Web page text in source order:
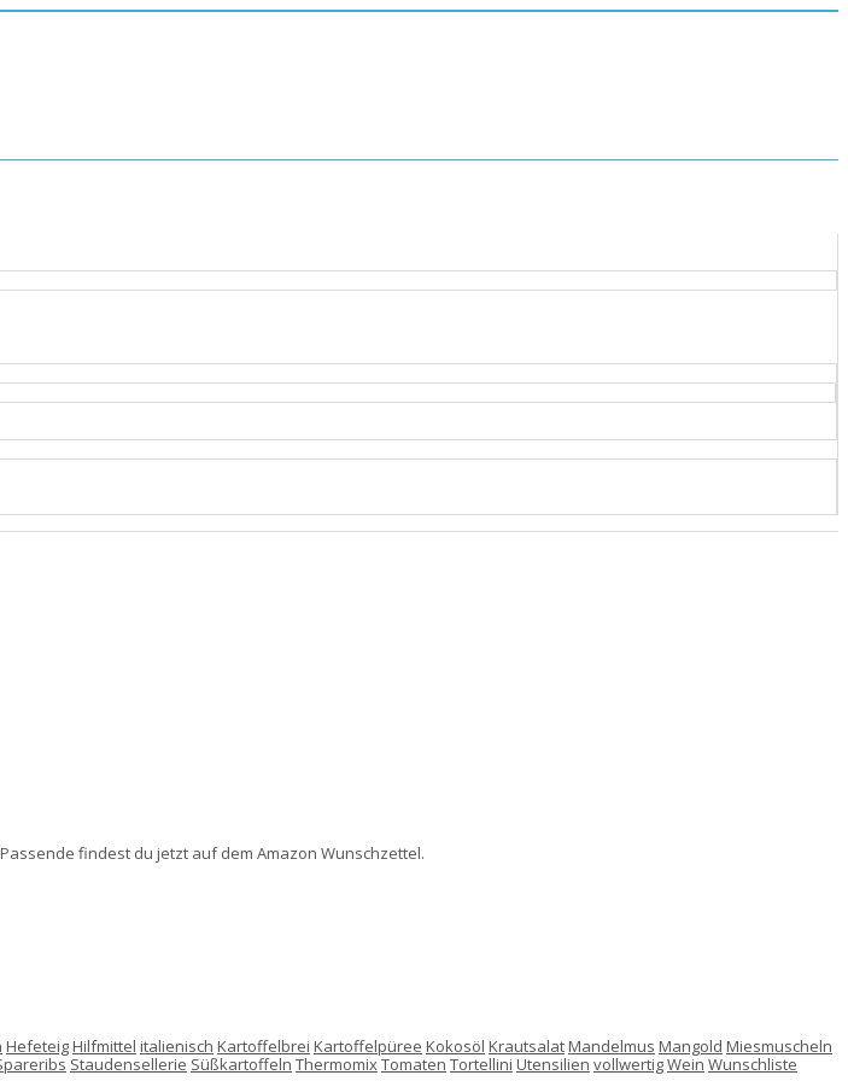
findest du jetzt auf dem Amazon Wunschzettel.
HefeteigHilfmittel italienisch Kartoffelbrei Kartoffelpüree Kokosöl KrautsalatMandelmus Mangold Miesmuscheln
Staudensellerie Süßkartoffeln ThermomixTomaten Tortellini Utensilien vollwertigWein Wunschliste